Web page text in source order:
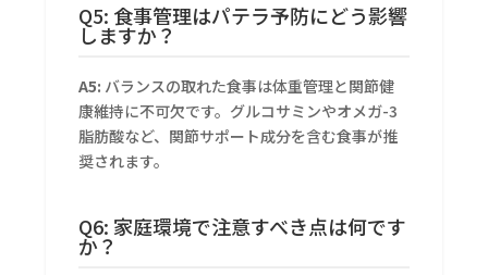
Q5: 食事管理はパテラ予防にどう影響
しますか？
A5: バランスの取れた食事は体重管理と関節健
康維持に不可欠です。グルコサミンやオメガ-3
脂肪酸など、関節サポート成分を含む食事が推
奨されます。
Q6: 家庭環境で注意すべき点は何です
か？